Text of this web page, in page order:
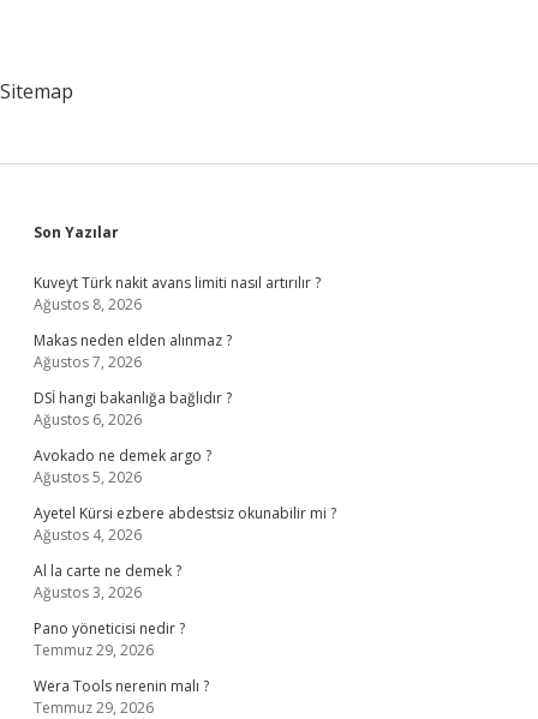
Sitemap
Sidebar
Son Yazılar
Kuveyt Türk nakit avans limiti nasıl artırılır ?
Ağustos 8, 2026
Makas neden elden alınmaz ?
Ağustos 7, 2026
DSİ hangi bakanlığa bağlıdır ?
Ağustos 6, 2026
Avokado ne demek argo ?
Ağustos 5, 2026
Ayetel Kürsi ezbere abdestsiz okunabilir mi ?
Ağustos 4, 2026
Al la carte ne demek ?
Ağustos 3, 2026
Pano yöneticisi nedir ?
Temmuz 29, 2026
Wera Tools nerenin malı ?
Temmuz 29, 2026